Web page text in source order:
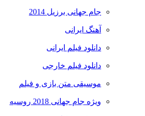
جام جهانی برزیل 2014
آهنگ ایرانی
دانلود فیلم ایرانی
دانلود فیلم خارجی
موسیقی متن بازی و فیلم
ویژه جام جهانی 2018 روسیه